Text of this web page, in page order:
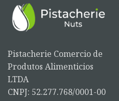
Pistacherie Comercio de
Produtos Alimenticios
LTDA
CNPJ: 52.277.768/0001-00